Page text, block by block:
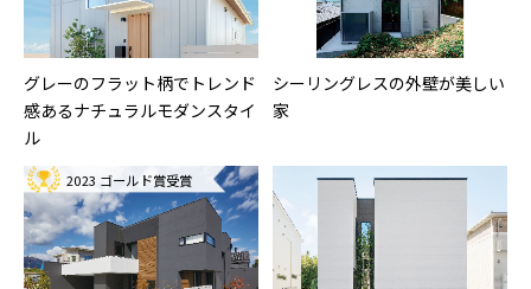
グレーのフラット柄でトレンド
感あるナチュラルモダンスタイ
ル
シーリングレスの外壁が美しい
家
2023 ゴールド賞受賞